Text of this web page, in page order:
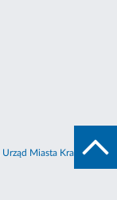
Urząd Miasta Krakowa